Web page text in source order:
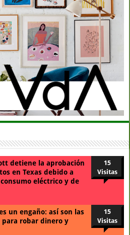
detiene la aprobación
en Texas debido a
eléctrico y de
15
Visitas
un engaño: así son las
para robar dinero y
15
Visitas